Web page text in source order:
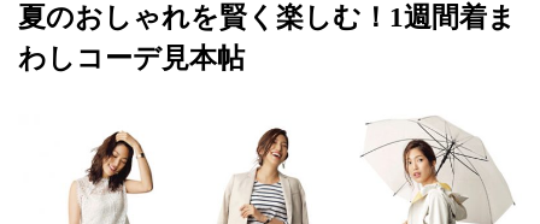
夏のおしゃれを賢く楽しむ！1週間着ま
わしコーデ見本帖